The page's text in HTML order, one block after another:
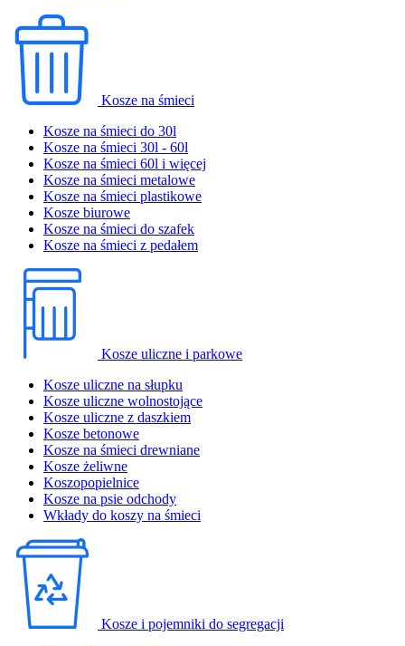
Kosze na śmieci
Kosze na śmieci do 30l
Kosze na śmieci 30l - 60l
Kosze na śmieci 60l i więcej
Kosze na śmieci metalowe
Kosze na śmieci plastikowe
Kosze biurowe
Kosze na śmieci do szafek
Kosze na śmieci z pedałem
Kosze uliczne i parkowe
Kosze uliczne na słupku
Kosze uliczne wolnostojące
Kosze uliczne z daszkiem
Kosze betonowe
Kosze na śmieci drewniane
Kosze żeliwne
Koszopopielnice
Kosze na psie odchody
Wkłady do koszy na śmieci
Kosze i pojemniki do segregacji